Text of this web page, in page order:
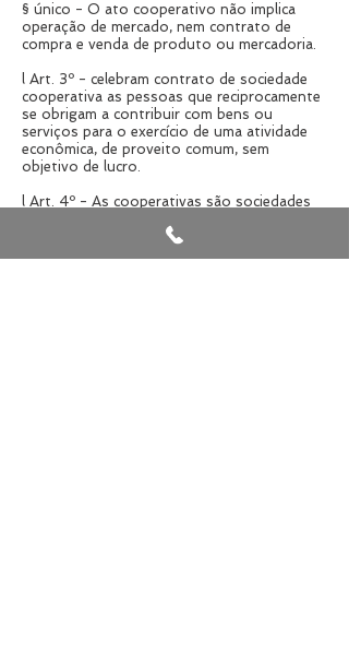
§ único - O ato cooperativo não implica
operação de mercado, nem contrato de
compra e venda de produto ou mercadoria.
l Art. 3º - celebram contrato de sociedade
cooperativa as pessoas que reciprocamente
se obrigam a contribuir com bens ou
serviços para o exercício de uma atividade
econômica, de proveito comum, sem
objetivo de lucro.
l Art. 4º - As cooperativas são sociedades
próprias, de natureza civil, não sujeitas a